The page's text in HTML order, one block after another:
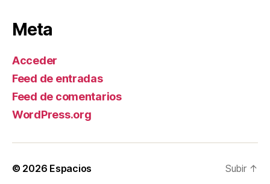
Meta
Acceder
Feed de entradas
Feed de comentarios
WordPress.org
© 2026 Espacios Subir ↑